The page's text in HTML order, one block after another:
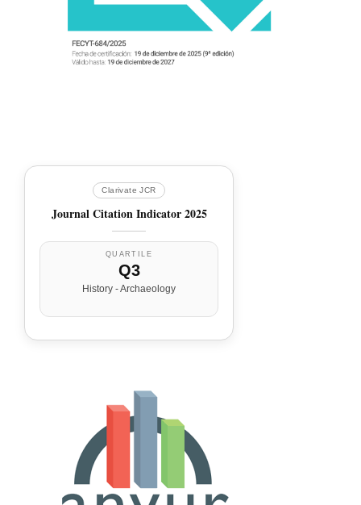
Clarivate JCR
Journal Citation Indicator 2025
QUARTILE
Q3
History - Archaeology